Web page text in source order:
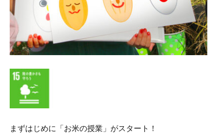
まずはじめに「お米の授業」がスタート！